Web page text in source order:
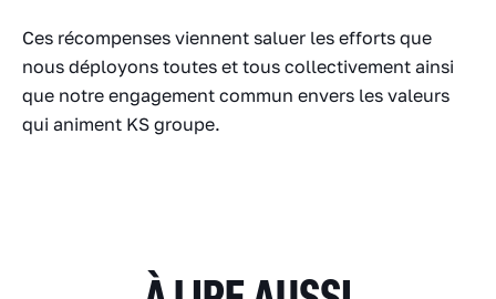
Ces récompenses viennent saluer les efforts que
nous déployons toutes et tous collectivement ainsi
que notre engagement commun envers les valeurs
qui animent KS groupe.